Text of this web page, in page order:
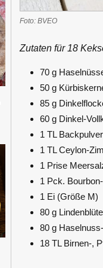
Foto: BVEO
Zutaten für 18
70 g
50 g
85 g
60 g Dinkel-
1 TL Backpulver
1 TL Ceylon-
1 Prise
1 Pck.
1 Ei (Größe M)
80 g
80 g
18 TL Birnen-,